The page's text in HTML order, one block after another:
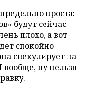
проста:
будут сейчас
плохо, а вот
спокойно
спекулирует на
ну нельзя